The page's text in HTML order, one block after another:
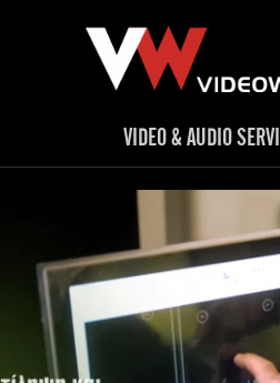
VIDEO & AUDIO
TV spots
RADIO
Post
Corporate
Trailer &
Cultural